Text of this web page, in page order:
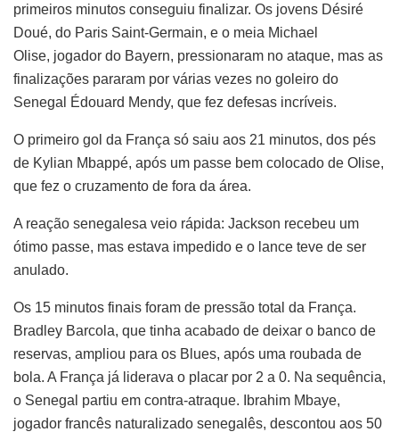
primeiros minutos conseguiu finalizar. Os jovens Désiré
Doué, do Paris Saint-Germain, e o meia Michael
Olise, jogador do Bayern, pressionaram no ataque, mas as
finalizações pararam por várias vezes no goleiro do
Senegal Édouard Mendy, que fez defesas incríveis.
O primeiro gol da França só saiu aos 21 minutos, dos pés
de Kylian Mbappé, após um passe bem colocado de Olise,
que fez o cruzamento de fora da área.
A reação senegalesa veio rápida: Jackson recebeu um
ótimo passe, mas estava impedido e o lance teve de ser
anulado.
Os 15 minutos finais foram de pressão total da França.
Bradley Barcola, que tinha acabado de deixar o banco de
reservas, ampliou para os Blues, após uma roubada de
bola. A França já liderava o placar por 2 a 0. Na sequência,
o Senegal partiu em contra-atraque. Ibrahim Mbaye,
jogador francês naturalizado senegalês, descontou aos 50